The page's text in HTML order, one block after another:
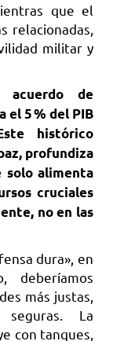
que el
relacionadas,
militar y
acuerdo de
el 5 % del PIB
histórico
profundiza
solo alimenta
cruciales
no en las
dura», en
deberíamos
más justas,
seguras. La
con tanques,